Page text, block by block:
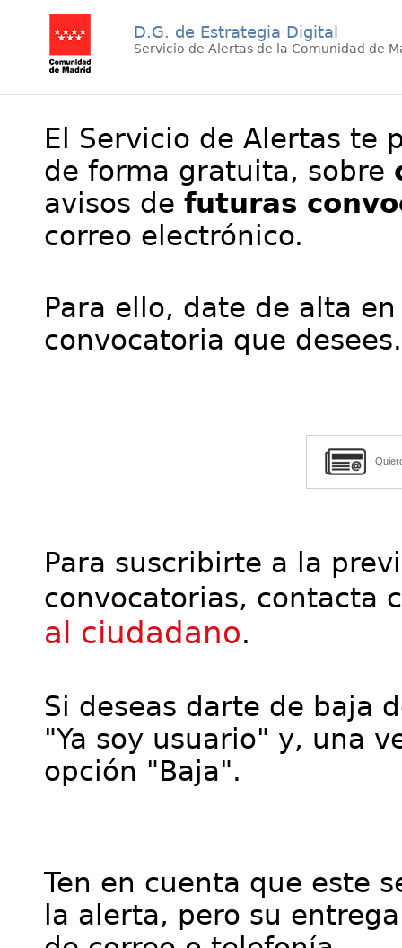
D.G. de Estrategia Digital
Servicio de Alertas de la Comunidad de
El Servicio de Alertas te
de forma gratuita, sobre
avisos de futuras
correo electrónico.
Para ello, date de alta
convocatoria que desees.
Para suscribirte a la
convocatorias, contacta
al ciudadano.
Si deseas darte de baja
"Ya soy usuario" y, una
opción "Baja".
Ten en cuenta que este
la alerta, pero su